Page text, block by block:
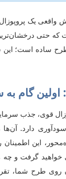
واقعی یک
حتی
ساده است؛
گام
قوی، جذب
دارد.
این
خواهید گرفت و
روی طرح شما،